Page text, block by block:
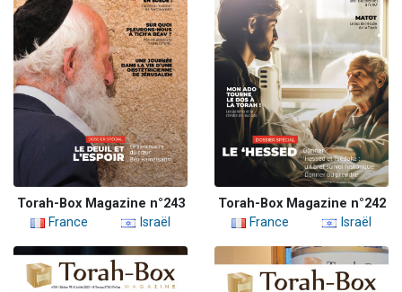
Torah-Box Magazine n°243
France
Israël
Torah-Box Magazine n°242
France
Israël